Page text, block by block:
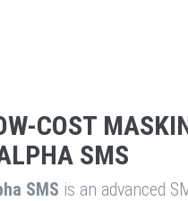
COST
SMS
SMS is an advanced